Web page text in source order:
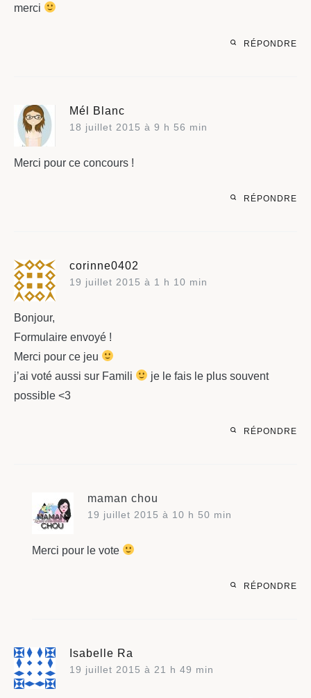
merci
RÉPONDRE
Mél Blanc
18 juillet 2015 à 9 h 56 min
Merci pour ce concours !
RÉPONDRE
corinne0402
19 juillet 2015 à 1 h 10 min
Bonjour,
Formulaire envoyé !
Merci pour ce jeu
j’ai voté aussi sur Famili
je le fais le plus souvent
possible <3
RÉPONDRE
maman chou
19 juillet 2015 à 10 h 50 min
Merci pour le vote
RÉPONDRE
Isabelle Ra
19 juillet 2015 à 21 h 49 min